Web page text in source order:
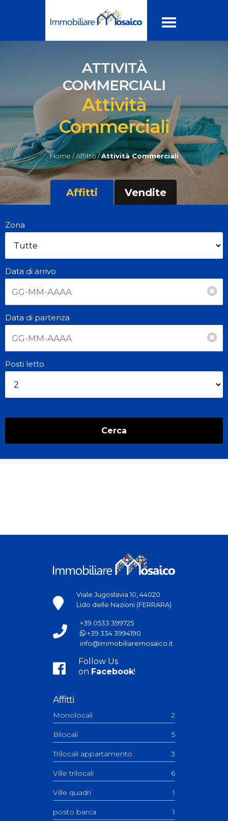
ATTIVITÀ
COMMERCIALI
Attività
Commerciali
Home /Affitto / Attività Commerciali
Affitti Vendite
Zona
Data di arrivo
Data di partenza
Posti letto
Cerca
Viale Jugoslavia 10, 44020
Lido delle Nazioni (FERRARA)
+39 0533 399725
+39 334 3994190
info@immobiliaremosaico.it
Follow Us
on Facebook!
Affitti
Monolocali 2
Bilocali 5
Trilocali appartamento 3
Ville trilocali 6
Ville quadri 1
posto barca 1